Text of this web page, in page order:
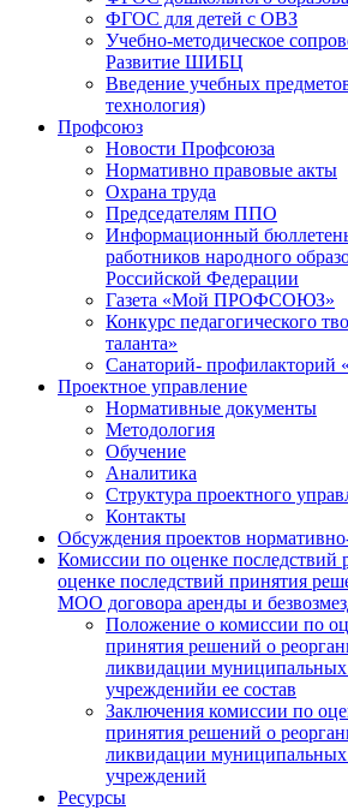
ФГОС для детей с ОВЗ
Учебно-методическое
Развитие ШИБЦ
Введение учебных
технология)
Профсоюз
Новости Профсоюза
Нормативно правовые акты
Охрана труда
Председателям ППО
Информационный
работников народного
Российской Федерации
Газета «Мой ПРОФСОЮЗ»
Конкурс педагогического
таланта»
Санаторий-
Проектное управление
Нормативные документы
Методология
Обучение
Аналитика
Структура проектного
Контакты
Обсуждения проектов
Комиссии по оценке последствий
оценке последствий принятия
МОО договора аренды и
Положение о комиссии по
принятия решений о
ликвидации муниципальных
учрежденийи ее состав
Заключения комиссии по
принятия решений о
ликвидации муниципальных
учреждений
Ресурсы